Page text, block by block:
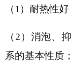
（1）耐热性
（2）消泡、
系的基本性质；